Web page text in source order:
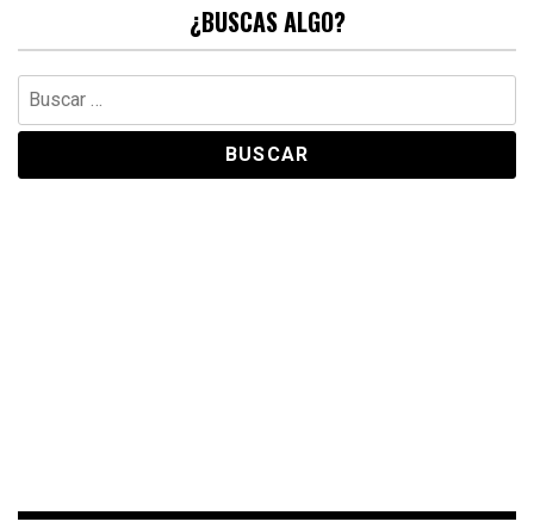
¿BUSCAS ALGO?
Buscar: